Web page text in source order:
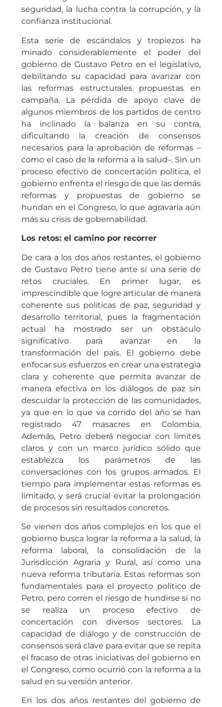
seguridad, la lucha contra la corrupción, y la
confianza institucional.
Esta serie de escándalos y tropiezos ha
minado considerablemente el poder del
gobierno de Gustavo Petro en el legislativo,
debilitando su capacidad para avanzar con
las reformas estructurales propuestas en
campaña. La pérdida de apoyo clave de
algunos miembros de los partidos de centro
ha inclinado la balanza en su contra,
dificultando la creación de consensos
necesarios para la aprobación de reformas –
como el caso de la reforma a la salud–. Sin un
proceso efectivo de concertación política, el
gobierno enfrenta el riesgo de que las demás
reformas y propuestas de gobierno se
hundan en el Congreso, lo que agravaría aún
más su crisis de gobernabilidad.
Los retos: el camino por recorrer
De cara a los dos años restantes, el gobierno
de Gustavo Petro tiene ante sí una serie de
retos cruciales. En primer lugar, es
imprescindible que logre articular de manera
coherente sus políticas de paz, seguridad y
desarrollo territorial, pues la fragmentación
actual ha mostrado ser un obstáculo
significativo para avanzar en la
transformación del país. El gobierno debe
enfocar sus esfuerzos en crear una estrategia
clara y coherente que permita avanzar de
manera efectiva en los diálogos de paz sin
descuidar la protección de las comunidades,
ya que en lo que va corrido del año se han
registrado 47 masacres en Colombia.
Además, Petro deberá negociar con límites
claros y con un marco jurídico sólido que
establezca los parámetros de las
conversaciones con los grupos armados. El
tiempo para implementar estas reformas es
limitado, y será crucial evitar la prolongación
de procesos sin resultados concretos.
Se vienen dos años complejos en los que el
gobierno busca lograr la reforma a la salud, la
reforma laboral, la consolidación de la
Jurisdicción Agraria y Rural, así como una
nueva reforma tributaria. Estas reformas son
fundamentales para el proyecto político de
Petro, pero corren el riesgo de hundirse si no
se realiza un proceso efectivo de
concertación con diversos sectores. La
capacidad de diálogo y de construcción de
consensos será clave para evitar que se repita
el fracaso de otras iniciativas del gobierno en
el Congreso, como ocurrió con la reforma a la
salud en su versión anterior.
En los dos años restantes del gobierno de